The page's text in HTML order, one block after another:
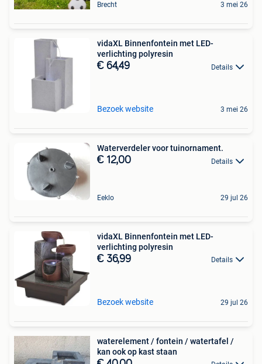
Brecht 3 mei 26
vidaXL Binnenfontein met LED-
verlichting polyresin
€ 64,49 Details
Bezoek website 3 mei 26
Waterverdeler voor tuinornament.
€ 12,00 Details
Eeklo 29 jul 26
vidaXL Binnenfontein met LED-
verlichting polyresin
€ 36,99 Details
Bezoek website 29 jul 26
waterelement / fontein / watertafel /
kan ook op kast staan